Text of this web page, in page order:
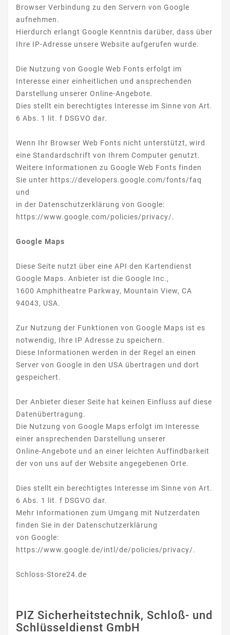
Browser Verbindung zu den Servern von Google
aufnehmen.
Hierdurch erlangt Google Kenntnis darüber, dass über
Ihre IP-Adresse unsere Website aufgerufen wurde.
Die Nutzung von Google Web Fonts erfolgt im
Interesse einer einheitlichen und ansprechenden
Darstellung unserer Online-Angebote.
Dies stellt ein berechtigtes Interesse im Sinne von Art.
6 Abs. 1 lit. f DSGVO dar.
Wenn Ihr Browser Web Fonts nicht unterstützt, wird
eine Standardschrift von Ihrem Computer genutzt.
Weitere Informationen zu Google Web Fonts finden
Sie unter https://developers.google.com/fonts/faq
und
in der Datenschutzerklärung von Google:
https://www.google.com/policies/privacy/.
Google Maps
Diese Seite nutzt über eine API den Kartendienst
Google Maps. Anbieter ist die Google Inc.,
1600 Amphitheatre Parkway, Mountain View, CA
94043, USA.
Zur Nutzung der Funktionen von Google Maps ist es
notwendig, Ihre IP Adresse zu speichern.
Diese Informationen werden in der Regel an einen
Server von Google in den USA übertragen und dort
gespeichert.
Der Anbieter dieser Seite hat keinen Einfluss auf diese
Datenübertragung.
Die Nutzung von Google Maps erfolgt im Interesse
einer ansprechenden Darstellung unserer
Online-Angebote und an einer leichten Auffindbarkeit
der von uns auf der Website angegebenen Orte.
Dies stellt ein berechtigtes Interesse im Sinne von Art.
6 Abs. 1 lit. f DSGVO dar.
Mehr Informationen zum Umgang mit Nutzerdaten
finden Sie in der Datenschutzerklärung
von Google:
https://www.google.de/intl/de/policies/privacy/.
Schloss-Store24.de
PIZ Sicherheitstechnik, Schloß- und
Schlüsseldienst GmbH